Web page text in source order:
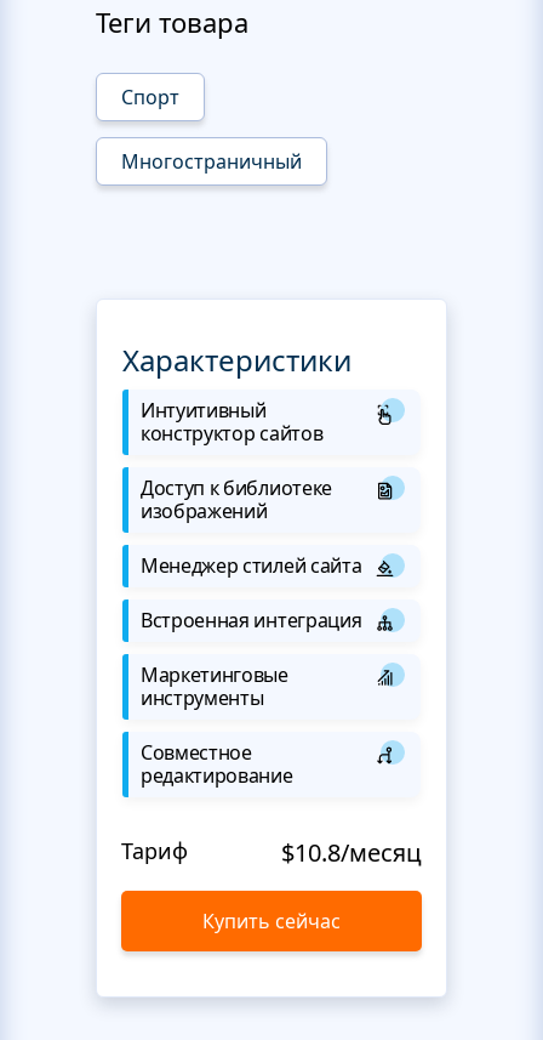
Теги товара
Спорт
Многостраничный
Характеристики
Интуитивный
конструктор сайтов
Доступ к библиотеке
изображений
Менеджер стилей сайта
Встроенная интеграция
Маркетинговые
инструменты
Совместное
редактирование
Тариф $10.8/месяц
Купить сейчас